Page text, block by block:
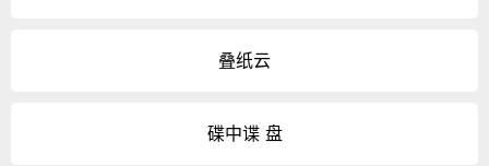
叠纸云
碟中谍 盘